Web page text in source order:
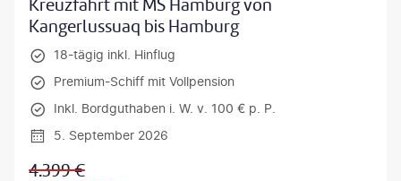
Kreuzfahrt mit MS Hamburg von
Kangerlussuaq bis Hamburg
18-tägig inkl. Hinflug
Premium-Schiff mit Vollpension
Inkl. Bordguthaben i. W. v. 100 € p. P.
5. September 2026
4.399€